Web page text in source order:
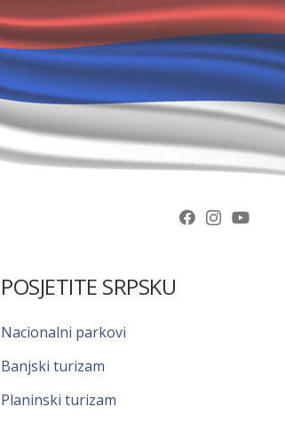
POSJETITE SRPSKU
Nacionalni parkovi
Banjski turizam
Planinski turizam